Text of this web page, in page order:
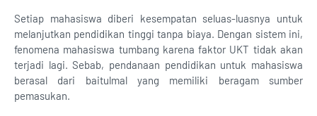
Setiap mahasiswa diberi kesempatan seluas-luasnya untuk
melanjutkan pendidikan tinggi tanpa biaya. Dengan sistem ini,
fenomena mahasiswa tumbang karena faktor UKT tidak akan
terjadi lagi. Sebab, pendanaan pendidikan untuk mahasiswa
berasal dari baitulmal yang memiliki beragam sumber
pemasukan.